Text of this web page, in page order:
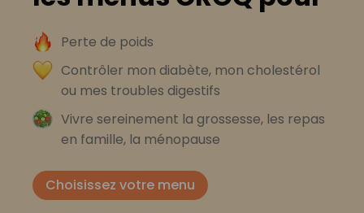
Perte de poids
Contrôler mon diabète, mon cholestérol
ou mes troubles digestifs
Vivre sereinement la grossesse, les repas
en famille, la ménopause
Choisissez votre menu